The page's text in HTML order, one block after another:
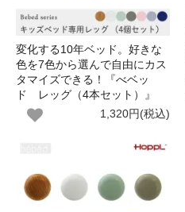
変化する10年ベッド。好きな
色を7色から選んで自由にカス
タマイズできる！『べベッ
ド レッグ（4本セット）』
1,320円(税込)